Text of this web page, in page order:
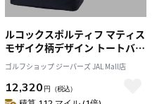
ルコックスポルティフ マティス
モザイク柄デザイン トートバッ
グ 二層式ポケットタイプ
LG5FTT01M ゴルフ le coq
sportif golf 2025年モデル 日本
ゴルフショップ ジーパーズ JAL Mall店
12,320 円 （税込）